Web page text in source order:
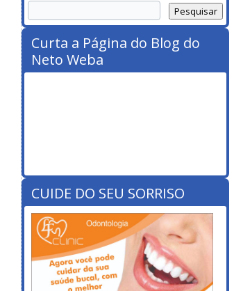
Curta a Página do Blog do
Neto Weba
CUIDE DO SEU SORRISO